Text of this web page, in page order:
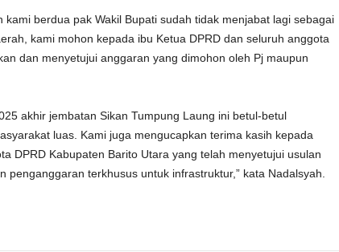
berdua pak Wakil Bupati sudah tidak menjabat lagi sebagai
kami mohon kepada ibu Ketua DPRD dan seluruh anggota
dan menyetujui anggaran yang dimohon oleh Pj maupun
akhir jembatan Sikan Tumpung Laung ini betul-betul
luas. Kami juga mengucapkan terima kasih kepada
DPRD Kabupaten Barito Utara yang telah menyetujui usulan
penganggaran terkhusus untuk infrastruktur,” kata Nadalsyah.